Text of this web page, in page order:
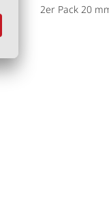
2er Pack 20